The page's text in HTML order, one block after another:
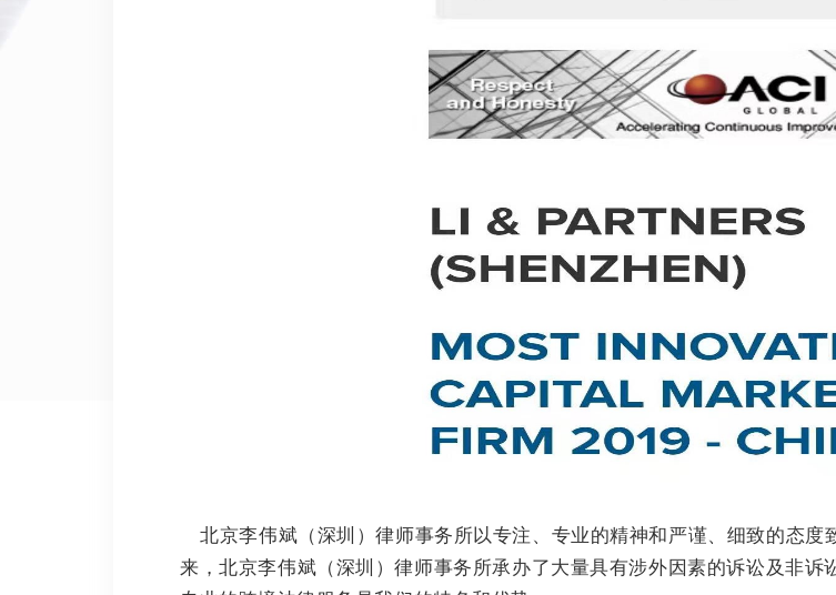
北京李伟斌（深圳）律师事务所以专注、专业的精神和严谨、细致的态度
来，北京李伟斌（深圳）律师事务所承办了大量具有涉外因素的诉讼及非诉